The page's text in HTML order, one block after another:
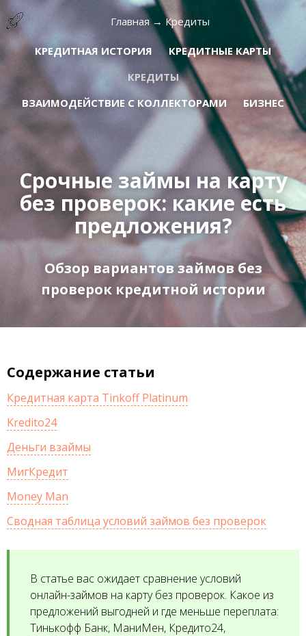
Главная→ Кредиты
КРЕДИТНАЯ ИСТОРИЯ
КРЕДИТНЫЕ КАРТЫ
КРЕДИТЫ
ВЗАИМОДЕЙСТВИЕ С КОЛЛЕКТОРАМИ
БИЗНЕС
Срочные займы на карту
без проверок: какие есть
предложения?
Обзор вариантов займов без
проверок кредитной истории
Содержание статьи
Кредитная карта Tinkoff Platinum
Kredito24
Деньги взаймы
МигКредит
Money Man
Сводная таблица условий займов без проверок
В статье вас ожидает сравнение условий
онлайн-займов на карту без проверок. Какое из
предложений выгодней и где меньше переплата:
Тинькофф Банк, МаниМен, Кредито24,